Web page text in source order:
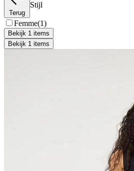
Terug
Stijl
Femme(1)
Bekijk 1 items
Bekijk 1 items